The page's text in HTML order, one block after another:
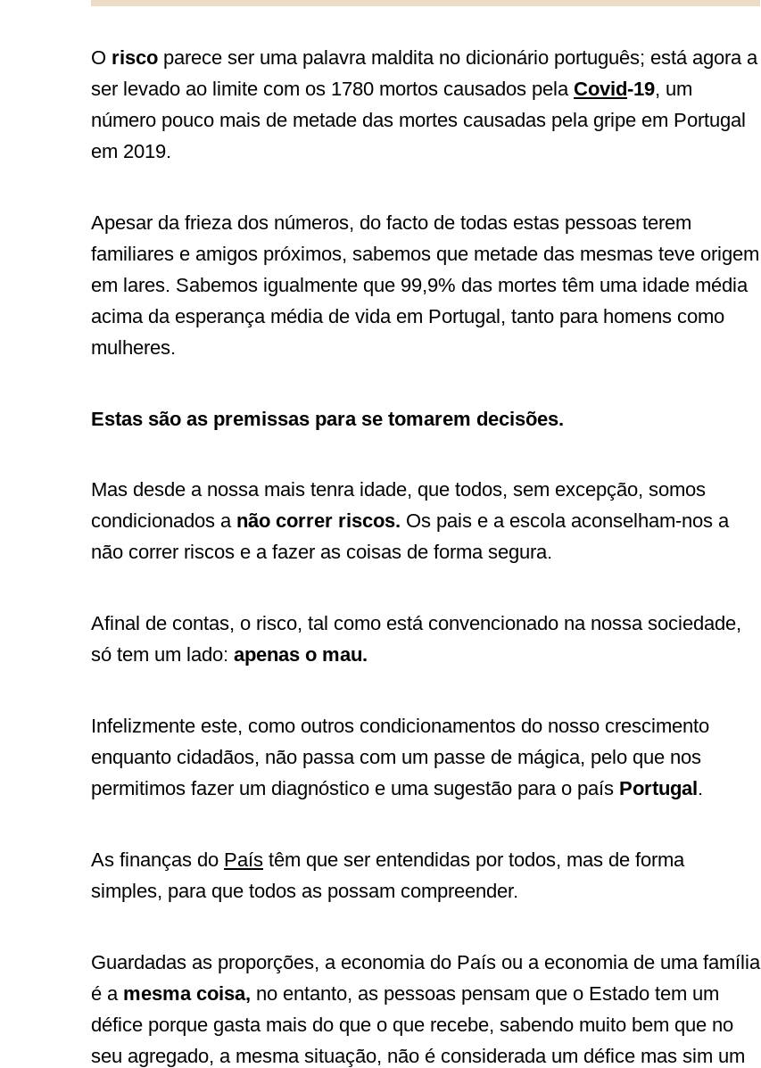
O risco parece ser uma palavra maldita no dicionário português; está agora a
ser levado ao limite com os 1780 mortos causados pela Covid-19, um
número pouco mais de metade das mortes causadas pela gripe em Portugal
em 2019.
Apesar da frieza dos números, do facto de todas estas pessoas terem
familiares e amigos próximos, sabemos que metade das mesmas teve origem
em lares. Sabemos igualmente que 99,9% das mortes têm uma idade média
acima da esperança média de vida em Portugal, tanto para homens como
mulheres.
Estas são as premissas para se tomarem decisões.
Mas desde a nossa mais tenra idade, que todos, sem excepção, somos
condicionados a não correr riscos. Os pais e a escola aconselham-nos a
não correr riscos e a fazer as coisas de forma segura.
Afinal de contas, o risco, tal como está convencionado na nossa sociedade,
só tem um lado: apenas o mau.
Infelizmente este, como outros condicionamentos do nosso crescimento
enquanto cidadãos, não passa com um passe de mágica, pelo que nos
permitimos fazer um diagnóstico e uma sugestão para o país Portugal.
As finanças do País têm que ser entendidas por todos, mas de forma
simples, para que todos as possam compreender.
Guardadas as proporções, a economia do País ou a economia de uma família
é a mesma coisa, no entanto, as pessoas pensam que o Estado tem um
défice porque gasta mais do que o que recebe, sabendo muito bem que no
seu agregado, a mesma situação, não é considerada um défice mas sim um